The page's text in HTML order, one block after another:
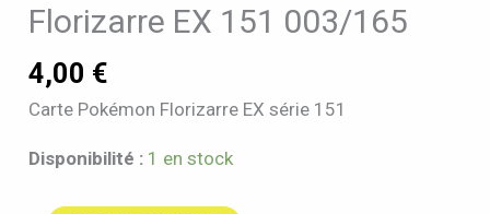
Florizarre EX 151 003/165
4,00 €
Carte Pokémon Florizarre EX série 151
Disponibilité : 1 en stock